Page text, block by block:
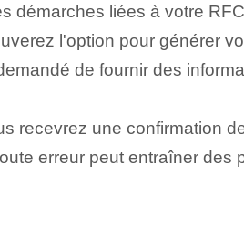
démarches liées à votre
l'option ‍pour générer⁤
de fournir des
recevrez une confirmation
erreur peut entraîner